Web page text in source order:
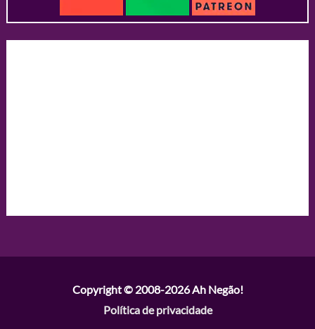
Copyright © 2008-2026Ah Negão!
Política de privacidade